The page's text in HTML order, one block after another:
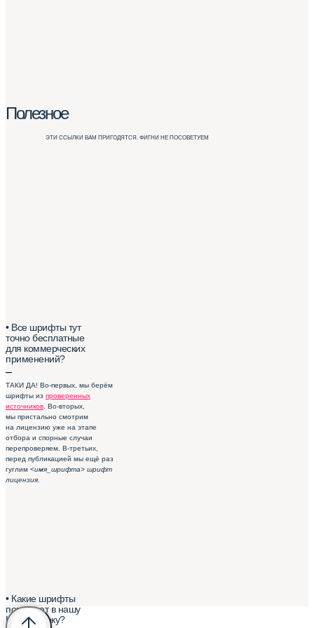
• Все шрифты тут
точно бесплатные
для коммерческих
применений?
–
ТАКИ ДА! Во-первых, мы берём
шрифты из проверенных
источников . Во-вторых,
мы пристально смотрим
на лицензию уже на этапе
отбора и спорные случаи
перепроверяем. В-третьих,
перед публикацией мы ещё раз
гуглим <имя_шрифта> шрифт
лицензия
• Какие шрифты
попадают в нашу
Шрифтотеку?
Полезное
ЭТИ ССЫЛКИ ВАМ ПРИГОДЯТСЯ. ФИГНИ НЕ ПОСОВЕТУЕМ